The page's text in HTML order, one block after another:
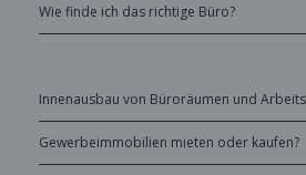
Wie finde ich das richtige Büro?
Innenausbau von Büroräumen und
Gewerbeimmobilien mieten oder kaufen?